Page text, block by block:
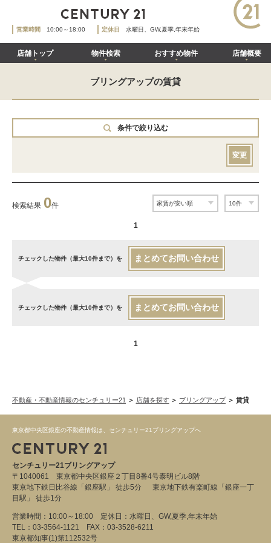
営業時間 10:00～18:00 定休日 水曜日、GW,夏季,年末年始
店舗トップ 物件検索 おすすめ物件 店舗概要
ブリングアップの賃貸
条件で絞り込む
変更
検索結果 0件
1
チェックした物件（最大10件まで）を まとめてお問い合わせ
チェックした物件（最大10件まで）を まとめてお問い合わせ
1
不動産・不動産情報のセンチュリー21 店舗を探す ブリングアップ 賃貸
東京都中央区銀座の不動産情報は、センチュリー21ブリングアップへ
センチュリー21ブリングアップ
〒1040061 東京都中央区銀座２丁目8番4号泰明ビル8階
東京地下鉄日比谷線「銀座駅」 徒歩5分 東京地下鉄有楽町線「銀座一丁
目駅」 徒歩1分
営業時間：10:00～18:00 定休日：水曜日、GW,夏季,年末年始
TEL：03-3564-1121 FAX：03-3528-6211
東京都知事(1)第112532号